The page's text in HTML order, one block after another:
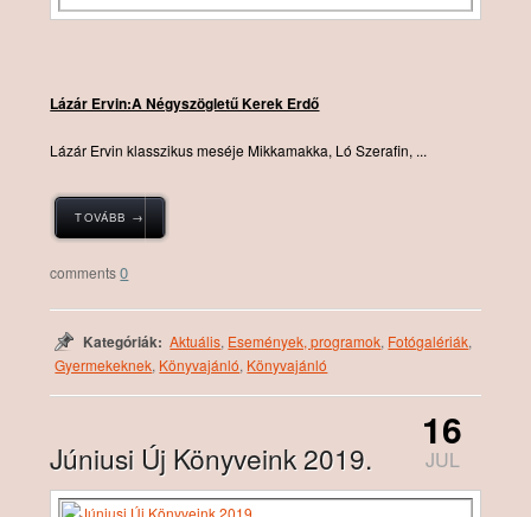
Lázár Ervin:A Négyszögletű Kerek Erdő
Lázár Ervin klasszikus meséje Mikkamakka, Ló Szerafin, ...
TOVÁBB →
0
Kategóriák: Aktuális, Események, programok, Fotógalériák,
Gyermekeknek, Könyvajánló, Könyvajánló
Júniusi Új Könyveink 2019.
16
JUL